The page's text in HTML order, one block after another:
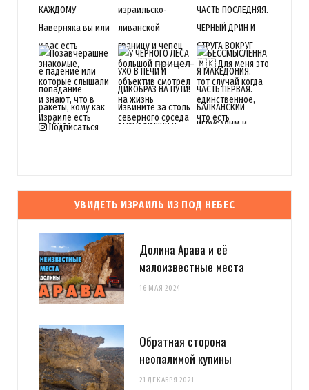
Подписаться
УВИДЕТЬ ИЗРАИЛЬ ИЗ ПОД НЕБЕС
Долина Арава и её
малоизвестные места
16 МАЯ 2024
Обратная сторона
неопалимой купины
21 ДЕКАБРЯ 2021